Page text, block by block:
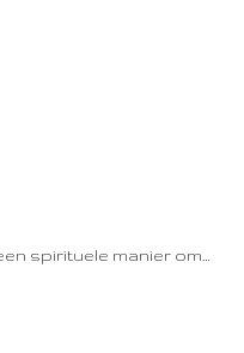
spirituele manier om…